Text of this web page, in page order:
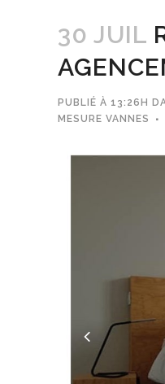
30 JUIL
PUBLIÉ À 13:26H
MESURE VANNES